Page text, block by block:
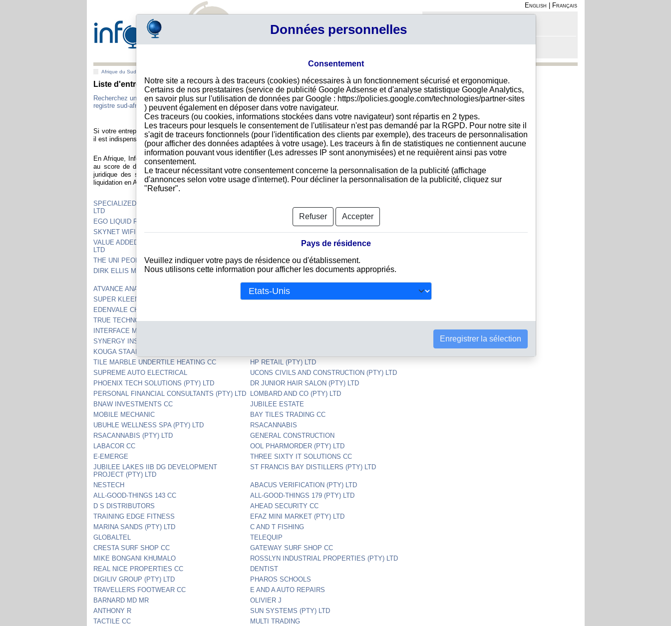
English
Français
Afrique du Sud
Liste d'entreprises sud-africaines dont le siège social est à JEFFREYS BAY
Recherchez une entreprise sud-africaine avec sa dénomination sociale, son adresse ou son numéro de
registre sud-africain.
Si votre entreprise exporte et vend à une clientèle sud-africaine, importe auprès d'un fournisseur sud-africain,
il est indispensable de vous assurer de la solidité et de la fiabilité de vos partenaires en Afrique du Sud.
En Afrique, Info-clipper.com vous apporte toute l'information nécessaire à cette évaluation notamment grâce
au score de défaillance, au rating de solvabilité, au calcul des délais de paiement constatés et au suivi
juridique des sociétés sud-africaines en ce qui concerne toutes les procédures de redressement ou de
liquidation en Afrique du Sud.
SPECIALIZED PROTECTION PRODUCTS (PTY)
LTD
EGO LIQUID RUBBER (PTY) LTD
FALCODOR 191 CC
SKYNET WIFI (PTY) LTD
FIFTH WAVE COFFEE (PTY) LTD
VALUE ADDED LIFE HEALTH PRODUCTS (PTY)
LTD
SCORPION RISK PROTECTION SERVICES CC
THE UNI PEOPLE (PTY) LTD
GLOBAL VILLAGE DEVELOPMENT (PTY) LTD
DIRK ELLIS MOTOR GROUP (PTY) LTD
ABERSALIE COMMUNITY ECONOMIC
ATVANCE ANALYTICA (PTY) LTD
SONLIA SESTIEN CC
SUPER KLEEN CAR WASH AND VALET (PTY) LTD ANTON OOSTHUIZEN
EDENVALE CHIROPRACTORS (PTY) LTD
TRUE TECHNOLOGIES CC
CRYSTAL WEB (PTY) LTD
INTERFACE MANAGEMENT (PTY) LTD
SYNERGY INSTALLERS (PTY) LTD
KOUGA STAAL CC
TILE MARBLE UNDERTILE HEATING CC
HP RETAIL (PTY) LTD
SUPREME AUTO ELECTRICAL
UCONS CIVILS AND CONSTRUCTION (PTY) LTD
PHOENIX TECH SOLUTIONS (PTY) LTD
DR JUNIOR HAIR SALON (PTY) LTD
PERSONAL FINANCIAL CONSULTANTS (PTY) LTD LOMBARD AND CO (PTY) LTD
BNAW INVESTMENTS CC
JUBILEE ESTATE
MOBILE MECHANIC
BAY TILES TRADING CC
UBUHLE WELLNESS SPA (PTY) LTD
RSACANNABIS
RSACANNABIS (PTY) LTD
GENERAL CONSTRUCTION
LABACOR CC
OOL PHARMORDER (PTY) LTD
E-EMERGE
THREE SIXTY IT SOLUTIONS CC
JUBILEE LAKES IIB DG DEVELOPMENT
PROJECT (PTY) LTD
ST FRANCIS BAY DISTILLERS (PTY) LTD
NESTECH
ABACUS VERIFICATION (PTY) LTD
ALL-GOOD-THINGS 143 CC
ALL-GOOD-THINGS 179 (PTY) LTD
D S DISTRIBUTORS
AHEAD SECURITY CC
TRAINING EDGE FITNESS
EFAZ MINI MARKET (PTY) LTD
MARINA SANDS (PTY) LTD
C AND T FISHING
GLOBALTEL
TELEQUIP
CRESTA SURF SHOP CC
GATEWAY SURF SHOP CC
MIKE BONGANI KHUMALO
ROSSLYN INDUSTRIAL PROPERTIES (PTY) LTD
REAL NICE PROPERTIES CC
DENTIST
DIGILIV GROUP (PTY) LTD
PHAROS SCHOOLS
TRAVELLERS FOOTWEAR CC
E AND A AUTO REPAIRS
BARNARD MD MR
OLIVIER J
ANTHONY R
SUN SYSTEMS (PTY) LTD
TACTILE CC
MULTI TRADING
Données personnelles
Consentement
Notre site a recours à des traceurs (cookies) nécessaires à un fonctionnement sécurisé et ergonomique.
Certains de nos prestataires (service de publicité Google Adsense et d'analyse statistique Google Analytics,
en savoir plus sur l'utilisation de données par Google : https://policies.google.com/technologies/partner-sites
) peuvent également en déposer dans votre navigateur.
Ces traceurs (ou cookies, informations stockées dans votre navigateur) sont répartis en 2 types.
Les traceurs pour lesquels le consentement de l'utilisateur n'est pas demandé par la RGPD. Pour notre site il
s'agit de traceurs fonctionnels (pour l'identification des clients par exemple), des traceurs de personnalisation
(pour afficher des données adaptées à votre usage). Les traceurs à fin de statistiques ne contiennent aucune
information pouvant vous identifier (Les adresses IP sont anonymisées) et ne requièrent ainsi pas votre
consentement.
Le traceur nécessitant votre consentement concerne la personnalisation de la publicité (affichage
d'annonces selon votre usage d'internet). Pour décliner la personnalisation de la publicité, cliquez sur
"Refuser".
Refuser Accepter
Pays de résidence
Veuillez indiquer votre pays de résidence ou d'établissement.
Nous utilisons cette information pour afficher les documents appropriés.
Enregistrer la sélection